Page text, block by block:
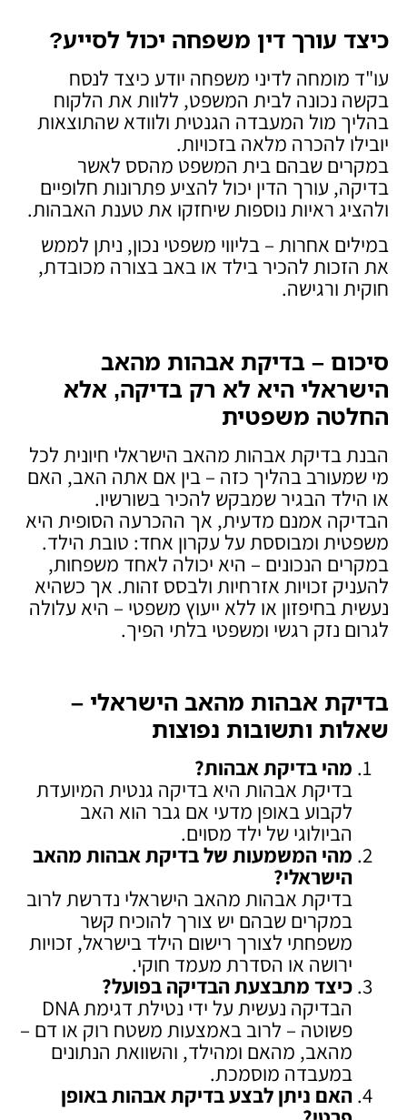
כיצד עורך דין משפחה יכול לסייע?
עו"ד מומחה לדיני משפחה יודע כיצד לנסח
בקשה נכונה לבית המשפט, ללוות את הלקוח
בהליך מול המעבדה הגנטית ולוודא שהתוצאות
יובילו להכרה מלאה בזכויות.
במקרים שבהם בית המשפט מהסס לאשר
בדיקה, עורך הדין יכול להציע פתרונות חלופיים
ולהציג ראיות נוספות שיחזקו את טענת האבהות.
במילים אחרות – בליווי משפטי נכון, ניתן לממש
את הזכות להכיר בילד או באב בצורה מכובדת,
חוקית ורגישה.
סיכום – בדיקת אבהות מהאב
הישראלי היא לא רק בדיקה, אלא
החלטה משפטית
הבנת בדיקת אבהות מהאב הישראלי חיונית לכל
מי שמעורב בהליך כזה – בין אם אתה האב, האם
או הילד הבגיר שמבקש להכיר בשורשיו.
הבדיקה אמנם מדעית, אך ההכרעה הסופית היא
משפטית ומבוססת על עקרון אחד: טובת הילד.
במקרים הנכונים – היא יכולה לאחד משפחות,
להעניק זכויות אזרחיות ולבסס זהות. אך כשהיא
נעשית בחיפזון או ללא ייעוץ משפטי – היא עלולה
לגרום נזק רגשי ומשפטי בלתי הפיך.
בדיקת אבהות מהאב הישראלי –
שאלות ותשובות נפוצות
מהי בדיקת אבהות?
בדיקת אבהות היא בדיקה גנטית המיועדת
לקבוע באופן מדעי אם גבר הוא האב
הביולוגי של ילד מסוים.
מהי המשמעות של בדיקת אבהות מהאב
הישראלי?
בדיקת אבהות מהאב הישראלי נדרשת לרוב
במקרים שבהם יש צורך להוכיח קשר
משפחתי לצורך רישום הילד בישראל, זכויות
ירושה או הסדרת מעמד חוקי.
כיצד מתבצעת הבדיקה בפועל?
הבדיקה נעשית על ידי נטילת דגימת DNA
פשוטה – לרוב באמצעות משטח רוק או דם –
מהאב, מהאם ומהילד, והשוואת הנתונים
במעבדה מוסמכת.
האם ניתן לבצע בדיקת אבהות באופן